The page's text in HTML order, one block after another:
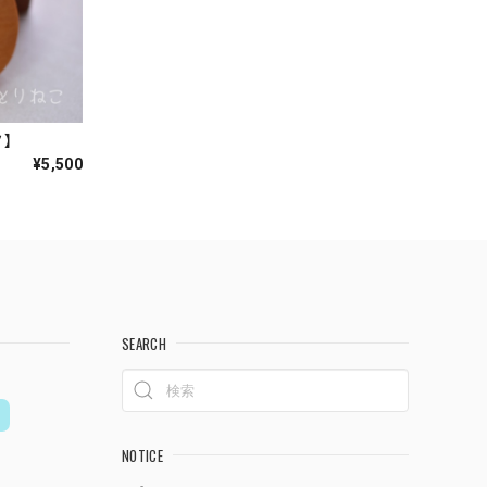
¥5,500
SEARCH
NOTICE